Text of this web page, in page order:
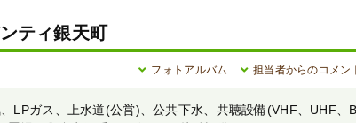
ティ銀天町
フォトアルバム 担当者からのコメン
LPガス、上水道(公営)、公共下水、共聴設備(VHF、UHF、